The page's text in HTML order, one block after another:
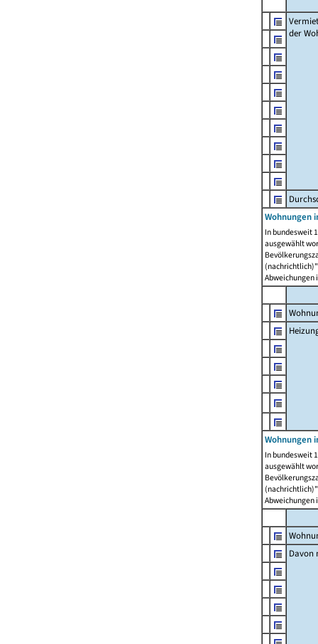
der
Wohnungen
In bundesweit
ausgewählt
Abweichungen
Wohnungen
In bundesweit
ausgewählt
Abweichungen
Davon